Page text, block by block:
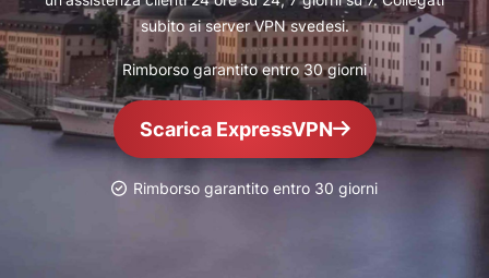
subito ai server VPN svedesi.
Rimborso garantito entro 30 giorni
Scarica ExpressVPN
Rimborso garantito entro 30 giorni